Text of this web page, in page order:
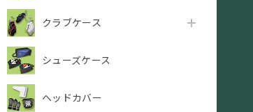
クラブケース
シューズケース
ヘッドカバー